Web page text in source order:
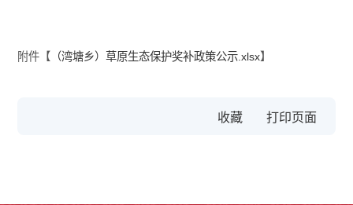
附件【 （湾塘乡）草原生态保护奖补政策公示.xlsx】
收藏